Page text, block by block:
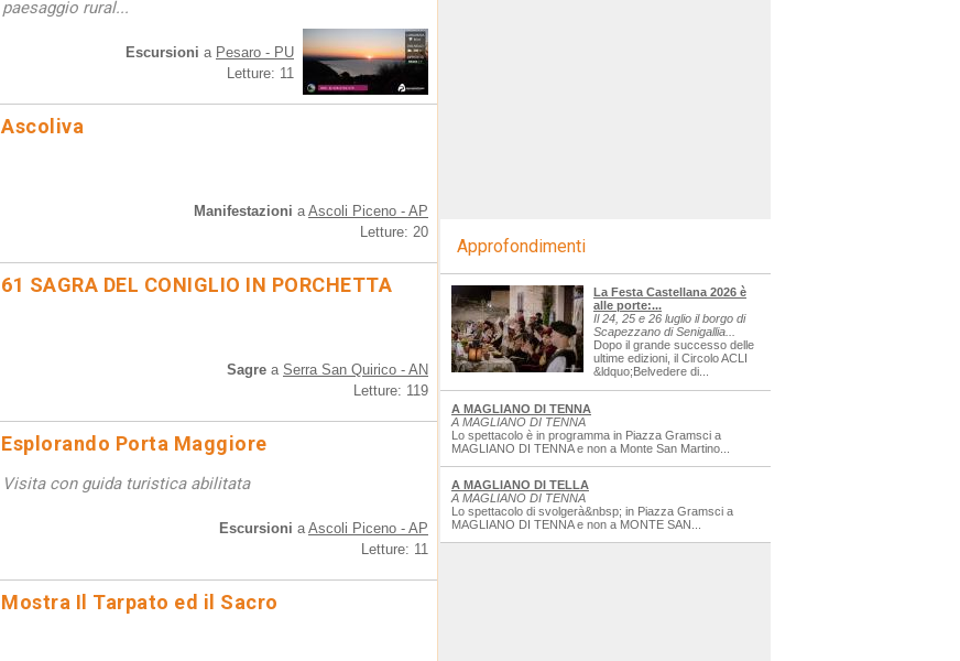
paesaggio rural...
Escursioni a Pesaro - PU
Letture: 11
Ascoliva
Manifestazioni aAscoli Piceno - AP
Letture: 20
61 SAGRA DEL CONIGLIO IN PORCHETTA
Sagre a Serra San Quirico - AN
Letture: 119
Esplorando Porta Maggiore
Visita con guida turistica abilitata
Escursioni aAscoli Piceno - AP
Letture: 11
Mostra Il Tarpato ed il Sacro
Approfondimenti
La Festa Castellana 2026 è
alle porte:...
Il 24, 25 e 26 luglio il borgo di
Scapezzano di Senigallia...
Dopo il grande successo delle
ultime edizioni, il Circolo ACLI
&ldquo;Belvedere di...
A MAGLIANO DI TENNA
A MAGLIANO DI TENNA
Lo spettacolo è in programma in Piazza Gramsci a
MAGLIANO DI TENNA e non a Monte San Martino...
A MAGLIANO DI TELLA
A MAGLIANO DI TENNA
Lo spettacolo di svolgerà&nbsp; in Piazza Gramsci a
MAGLIANO DI TENNA e non a MONTE SAN...